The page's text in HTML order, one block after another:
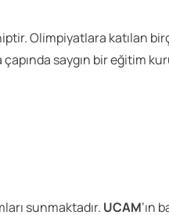
Olimpiyatlara katılan
saygın bir eğitim
sunmaktadır. UCAM’ın